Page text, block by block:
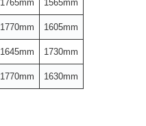
1765mm 1565mm
1770mm 1605mm
1645mm 1730mm
1770mm 1630mm